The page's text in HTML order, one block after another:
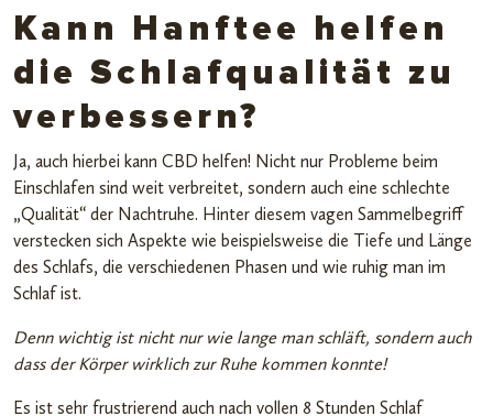
Kann Hanftee helfen
die Schlafqualität zu
verbessern?
Ja, auch hierbei kann CBD helfen! Nicht nur Probleme beim
Einschlafen sind weit verbreitet, sondern auch eine schlechte
„Qualität“ der Nachtruhe. Hinter diesem vagen Sammelbegriff
verstecken sich Aspekte wie beispielsweise die Tiefe und Länge
des Schlafs, die verschiedenen Phasen und wie ruhig man im
Schlaf ist.
Denn wichtig ist nicht nur wie lange man schläft, sondern auch
dass der Körper wirklich zur Ruhe kommen konnte!
Es ist sehr frustrierend auch nach vollen 8 Stunden Schlaf